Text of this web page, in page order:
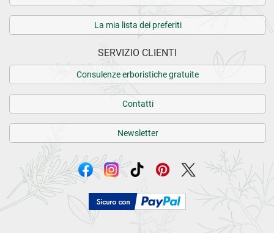
La mia lista dei preferiti
SERVIZIO CLIENTI
Consulenze erboristiche gratuite
Contatti
Newsletter